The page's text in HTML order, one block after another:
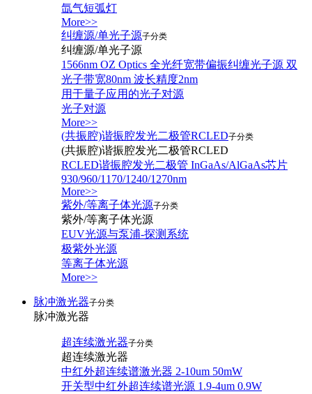
氙气短弧灯
More>>
纠缠源/单光子源子分类
纠缠源/单光子源
1566nm OZ Optics 全光纤宽带偏振纠缠光子源 双
光子带宽80nm 波长精度2nm
用于量子应用的光子对源
光子对源
More>>
(共振腔)谐振腔发光二极管RCLED子分类
(共振腔)谐振腔发光二极管RCLED
RCLED谐振腔发光二极管 InGaAs/AlGaAs芯片
930/960/1170/1240/1270nm
More>>
紫外/等离子体光源子分类
紫外/等离子体光源
EUV光源与泵浦-探测系统
极紫外光源
等离子体光源
More>>
脉冲激光器子分类
脉冲激光器
超连续激光器子分类
超连续激光器
中红外超连续谱激光器 2-10um 50mW
开关型中红外超连续谱光源 1.9-4um 0.9W